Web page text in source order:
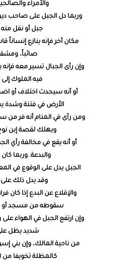
والأمراء
وربما دل الجبل على صاحب
جبل أو نقل منه
مكان أخر فإنه ينازع إنساناً
صائباً،
وإن رأى الجبال تسير معه
فيه الملوك
أو أنه سيحدث اختلاف أو
الأرض في فتنة وشدة
ومن رأى في المنام أنه فر من
ويهلك لقصة إبن
أو أنه يقع في مخالفة رأي
والبدعة. وربما
الجبل يدل على الوقوع في
وقد يدل ذلك على
والإقلاع عن البدع إذا كان
سقوطه من مسجد أو
وإن ارتفع الجبل في الهواء
شديد يظل
من ناحية المالك، وإن بني
كالمظلة تخويفا من